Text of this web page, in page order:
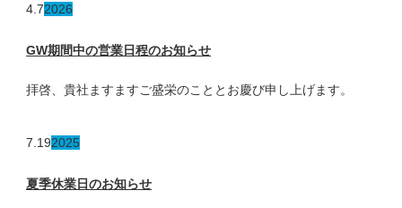
4.72026
GW期間中の営業日程のお知らせ
拝啓、貴社ますますご盛栄のこととお慶び申し上げます。
7.192025
夏季休業日のお知らせ